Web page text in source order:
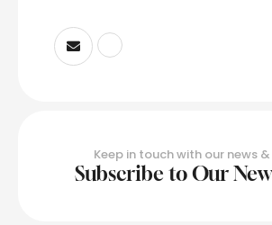
Keep in touch with our news
Subscribe to Our